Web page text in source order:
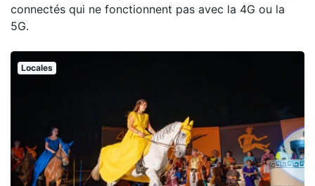
connectés qui ne fonctionnent pas avec la 4G ou la
5G.
Locales